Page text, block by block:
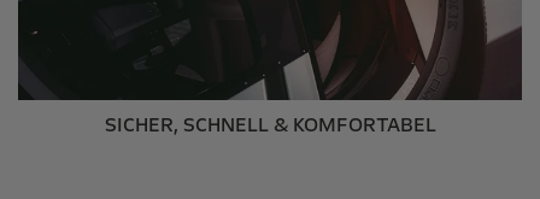
SICHER, SCHNELL & KOMFORTABEL